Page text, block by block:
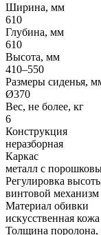
Ширина, мм
610
Глубина, мм
610
Высота, мм
410–550
Размеры сиденья,
Ø370
Вес, не более, кг
6
Конструкция
неразборная
Каркас
металл с
Регулировка
винтовой механизм
Материал обивки
искусственная кожа
Толщина